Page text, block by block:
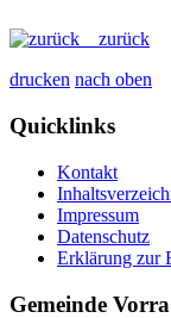
zurück
drucken nach oben
Quicklinks
Kontakt
Impressum
Datenschutz
Erklärung zur
Gemeinde Vorra